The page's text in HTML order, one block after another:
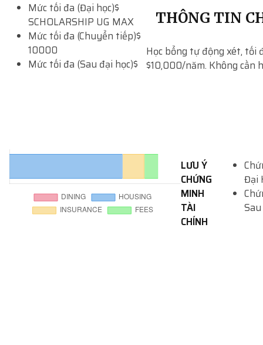
Mức tối đa (Đại học)$
SCHOLARSHIP UG MAX
Mức tối đa (Chuyển tiếp)$
10000
Mức tối đa (Sau đại học)$
THÔNG TIN
Học bổng tự động xét, tối
$10,000/năm. Không cần
LƯU Ý
CHỨNG
MINH
TÀI
CHÍNH
Đại